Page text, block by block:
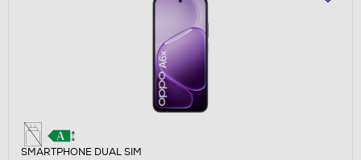
SMARTPHONE DUAL SIM